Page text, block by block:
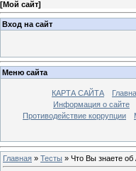
[Мой сайт]
Вход на сайт
Меню сайта
КАРТА САЙТА
Информация о сайте
Противодействие коррупции
Главная » Тесты » Что Вы знаете